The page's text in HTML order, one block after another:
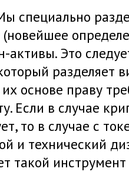
специально
активы. Это
разделяет
основе праву
Если в случае
то в случае с
и технический
такой